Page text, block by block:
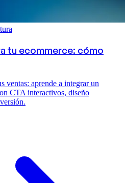
tu ecommerce: cómo
ventas: aprende a integrar un
CTA interactivos, diseño